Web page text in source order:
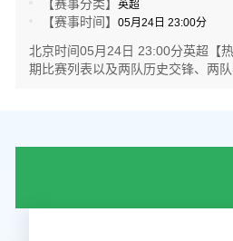
【赛事分类】 英超
【赛事时间】 05月24日 23:00分
北京时间05月24日 23:00分英超【
期比赛列表以及两队历史交锋、两队